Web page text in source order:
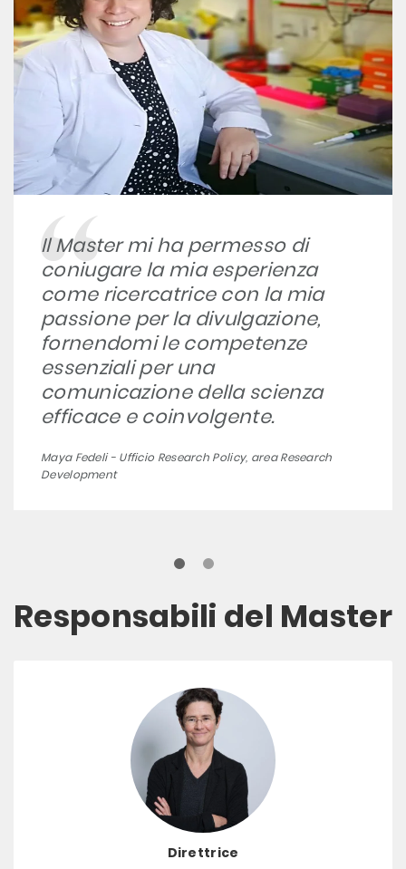
Il Master mi ha permesso di
coniugare la mia esperienza
come ricercatrice con la mia
passione per la divulgazione,
fornendomi le competenze
essenziali per una
comunicazione della scienza
efficace e coinvolgente.
Maya Fedeli - Ufficio Research Policy, area Research
Development
Responsabili del Master
Direttrice